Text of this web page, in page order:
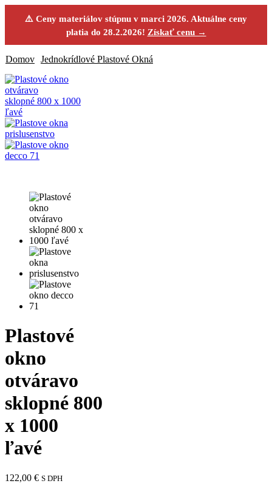
⚠️ Ceny materiálov stúpnu v marci 2026. Aktuálne ceny
platia do 28.2.2026! Získať cenu →
Domov Jednokrídlové Plastové Okná
Plastové
okno
otváravo
sklopné 800
x 1000
ľavé
122,00 € S DPH